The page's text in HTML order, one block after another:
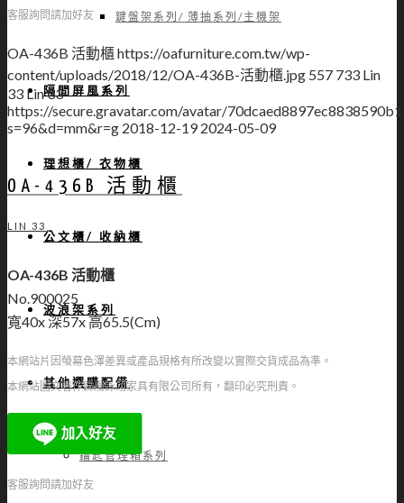
鍵盤架系列/ 薄抽系列/主機架
隔間屏風系列
理想櫃/ 衣物櫃
公文櫃/ 收納櫃
波浪架系列
其他選購配備
鑰匙管理箱系列
客服詢問請加好友
OA-436B 活動櫃https://oafurniture.com.tw/wp-
content/uploads/2018/12/OA-436B-活動櫃.jpg 557 733 Lin
33 Lin 33
https://secure.gravatar.com/avatar/
s=96&d=mm&r=g 2018-12-19 2024-05-09
OA-436B 活動櫃
LIN 33
OA-436B 活動櫃
No.900025
寬40x 深57x 高65.5(Cm)
本網站片因螢幕色澤差異或產品規格有所改變以實際交貨成品為準。
本網站圖文著作歸屬詠翊家具有限公司所有，翻印必究刑責。
客服詢問請加好友